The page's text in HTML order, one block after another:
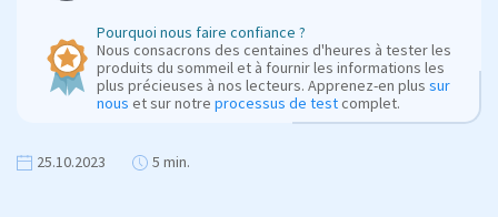
Pourquoi nous faire confiance ?
Nous consacrons des centaines d'heures à tester les
produits du sommeil et à fournir les informations les
plus précieuses à nos lecteurs. Apprenez-en plus sur
nous et sur notre processus de testcomplet.
25.10.2023 5 min.